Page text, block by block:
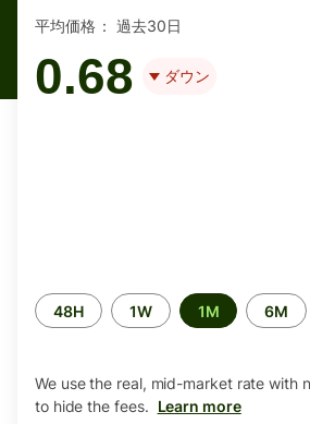
平均価格： 過去30日
0.68 ダウン
Time
period
48H 1W 1M 6M
We use the real, mid-market rate with
to hide the fees. Learn more